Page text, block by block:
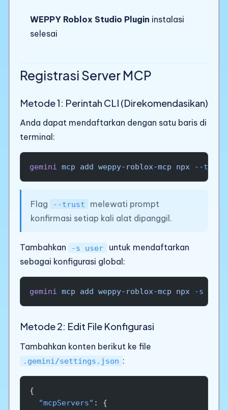
WEPPY Roblox Studio Plugin instalasi
selesai
Registrasi Server MCP
Metode 1: Perintah CLI (Direkomendasikan)
Anda dapat mendaftarkan dengan satu baris di
terminal:
gemini mcp add weppy-roblox-mcp npx --trust
Flag --trust
melewati prompt
konfirmasi setiap kali alat dipanggil.
Tambahkan -s user
untuk mendaftarkan
sebagai konfigurasi global:
gemini mcp add weppy-roblox-mcp npx -s
Metode 2: Edit File Konfigurasi
Tambahkan konten berikut ke file
.gemini/settings.json :
{
  "mcpServers"
: {